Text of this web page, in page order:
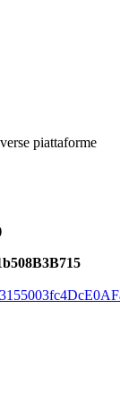
piattaforme